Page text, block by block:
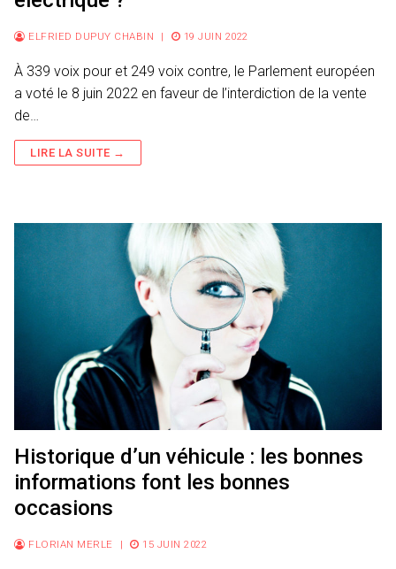
ELFRIED DUPUY CHABIN | 19 JUIN 2022
À 339 voix pour et 249 voix contre, le Parlement européen
a voté le 8 juin 2022 en faveur de l’interdiction de la vente
de…
LIRE LA SUITE →
Historique d’un véhicule : les bonnes
informations font les bonnes
occasions
FLORIAN MERLE | 15 JUIN 2022